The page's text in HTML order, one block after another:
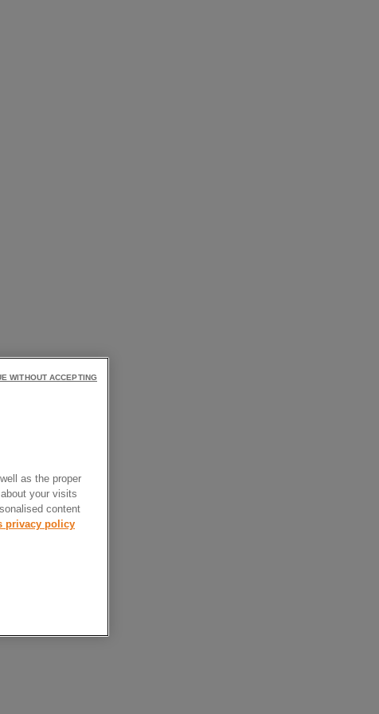
as the proper
your visits
content
privacy policy
WITHOUT ACCEPTING